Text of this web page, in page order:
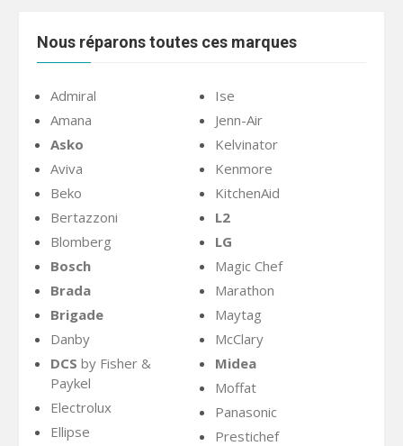
Nous réparons toutes ces marques
Admiral
Amana
Asko
Aviva
Beko
Bertazzoni
Blomberg
Bosch
Brada
Brigade
Danby
DCS by Fisher &
Paykel
Electrolux
Ellipse
Ise
Jenn-Air
Kelvinator
Kenmore
KitchenAid
L2
LG
Magic Chef
Marathon
Maytag
McClary
Midea
Moffat
Panasonic
Prestichef